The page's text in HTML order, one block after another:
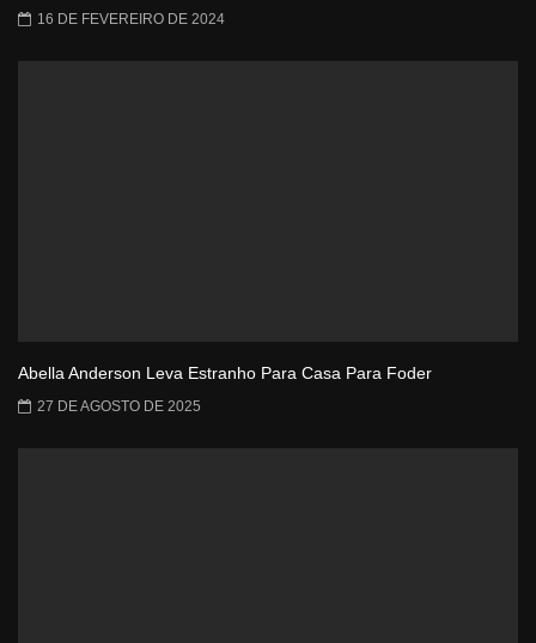
16 DE FEVEREIRO DE 2024
Abella Anderson Leva Estranho Para Casa Para Foder
27 DE AGOSTO DE 2025